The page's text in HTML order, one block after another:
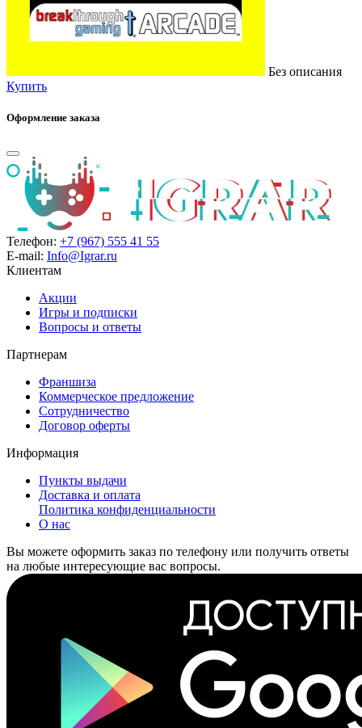
Без описания
Купить
Оформление заказа
Телефон: +7 (967) 555 41 55
E-mail: Info@Igrar.ru
Клиентам
Акции
Игры и подписки
Вопросы и ответы
Партнерам
Франшиза
Коммерческое предложение
Сотрудничество
Договор оферты
Информация
Пункты выдачи
Доставка и оплата
Политика конфиденциальности
О нас
Вы можете оформить заказ по телефону или получить ответы
на любые интересующие вас вопросы.